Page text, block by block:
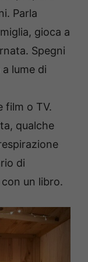
Parla
gioca a
Spegni
lume di
film o TV.
qualche
di
un libro.